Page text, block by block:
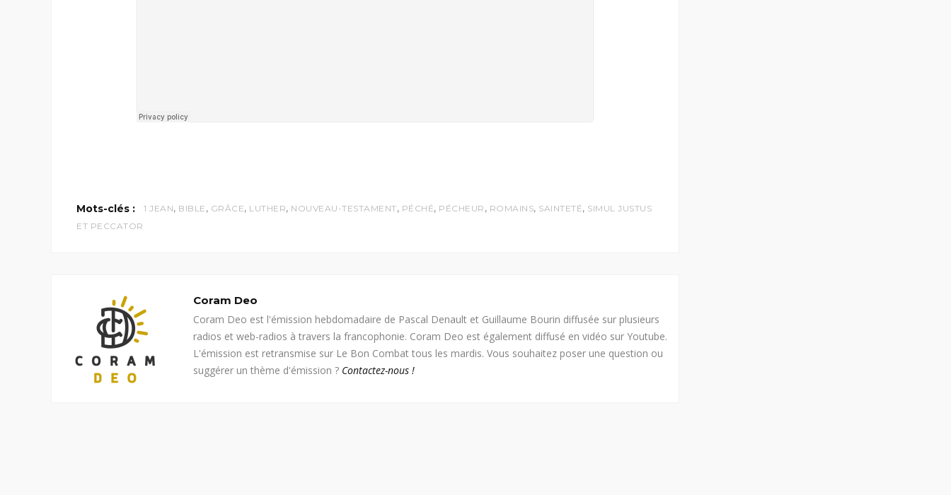
Mots-clés : 1 JEAN, BIBLE , GRÂCE, LUTHER, NOUVEAU-TESTAMENT, PÉCHÉ, PÉCHEUR , ROMAINS, SAINTETÉ, SIMUL JUSTUS
ET PECCATOR
Coram Deo
Coram Deo est l'émission hebdomadaire de Pascal Denault et Guillaume Bourin diffusée sur plusieurs
radios et web-radios à travers la francophonie. Coram Deo est également diffusé en vidéo sur Youtube.
L'émission est retransmise sur Le Bon Combat tous les mardis. Vous souhaitez poser une question ou
suggérer un thème d'émission ? Contactez-nous !